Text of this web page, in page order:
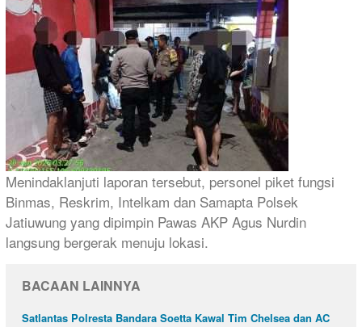
Menindaklanjuti laporan tersebut, personel piket fungsi
Binmas, Reskrim, Intelkam dan Samapta Polsek
Jatiuwung yang dipimpin Pawas AKP Agus Nurdin
langsung bergerak menuju lokasi.
BACAAN LAINNYA
Satlantas Polresta Bandara Soetta Kawal Tim Chelsea dan AC